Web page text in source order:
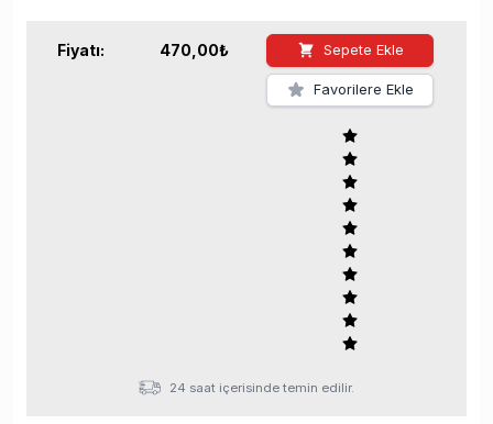
Fiyatı: 470,00₺ Sepete Ekle
Favorilere Ekle
24 saat içerisinde temin edilir.